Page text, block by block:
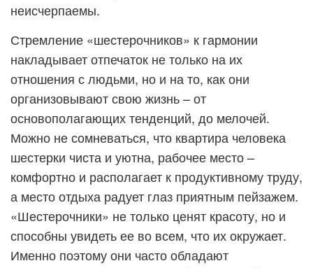
неисчерпаемы.
Стремление «шестерочников» к гармонии
накладывает отпечаток не только на их
отношения с людьми, но и на то, как они
организовывают свою жизнь – от
основополагающих тенденций, до мелочей.
Можно не сомневаться, что квартира человека
шестерки чиста и уютна, рабочее место –
комфортно и располагает к продуктивному труду,
а место отдыха радует глаз приятным пейзажем.
«Шестерочники» не только ценят красоту, но и
способны увидеть ее во всем, что их окружает.
Именно поэтому они часто обладают